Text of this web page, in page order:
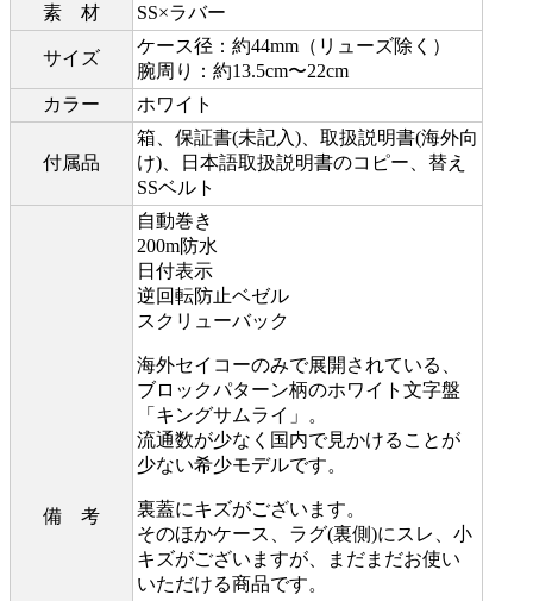
素 材
SS×ラバー
サイズ
ケース径：約44mm（リューズ除く）
腕周り：約13.5cm〜22cm
カラー
ホワイト
付属品
箱、保証書(未記入)、取扱説明書(海外向
け)、日本語取扱説明書のコピー、替え
SSベルト
備 考
自動巻き
200m防水
日付表示
逆回転防止ベゼル
スクリューバック
海外セイコーのみで展開されている、
ブロックパターン柄のホワイト文字盤
「キングサムライ」。
流通数が少なく国内で見かけることが
少ない希少モデルです。
裏蓋にキズがございます。
そのほかケース、ラグ(裏側)にスレ、小
キズがございますが、まだまだお使い
いただける商品です。